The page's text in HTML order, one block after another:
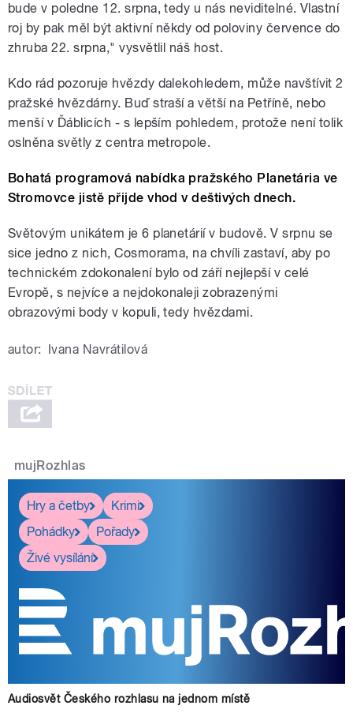
bude v poledne 12. srpna, tedy u nás neviditelné. Vlastní
roj by pak měl být aktivní někdy od poloviny července do
zhruba 22. srpna," vysvětlil náš host.
Kdo rád pozoruje hvězdy dalekohledem, může navštívit 2
pražské hvězdárny. Buď straší a větší na Petříně, nebo
menší v Ďáblicích - s lepším pohledem, protože není tolik
oslněna světly z centra metropole.
Bohatá programová nabídka pražského Planetária ve
Stromovce jistě přijde vhod v deštivých dnech.
Světovým unikátem je 6 planetárií v budově. V srpnu se
sice jedno z nich, Cosmorama, na chvíli zastaví, aby po
technickém zdokonalení bylo od září nejlepší v celé
Evropě, s nejvíce a nejdokonaleji zobrazenými
obrazovými body v kopuli, tedy hvězdami.
autor: Ivana Navrátilová
mujRozhlas
Hry a četby
Krimi
Pohádky
Pořady
Živé vysílání
Audiosvět Českého rozhlasu na jednom místě